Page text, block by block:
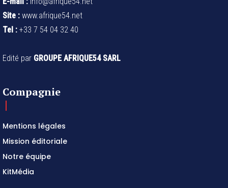
Site : www.afrique54.net
Tel : +33 7 54 04 32 40
Edité par GROUPE AFRIQUE54 SARL
Compagnie
Mentions légales
Mission éditoriale
Notre équipe
KitMédia